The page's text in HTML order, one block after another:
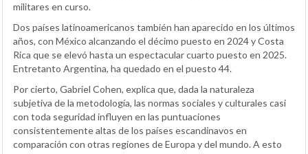
militares en curso.
Dos países latinoamericanos también han aparecido en los últimos
años, con México alcanzando el décimo puesto en 2024 y Costa
Rica que se elevó hasta un espectacular cuarto puesto en 2025.
Entretanto Argentina, ha quedado en el puesto 44.
Por cierto, Gabriel Cohen, explica que, dada la naturaleza
subjetiva de la metodología, las normas sociales y culturales casi
con toda seguridad influyen en las puntuaciones
consistentemente altas de los países escandinavos en
comparación con otras regiones de Europa y del mundo. A esto